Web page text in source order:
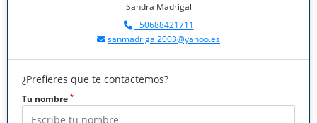
Sandra Madrigal
+50688421711
sanmadrigal2003@yahoo.es
¿Prefieres que te contactemos?
Tu nombre *